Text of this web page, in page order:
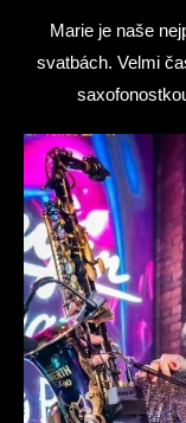
Marie je naše
svatbách. Velmi